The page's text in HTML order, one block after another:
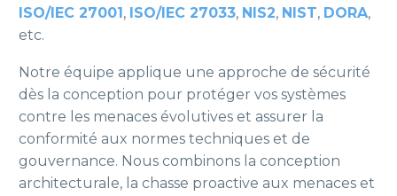
ISO/IEC 27001, ISO/IEC 27033, NIS2, NIST, DORA,
etc.
Notre équipe applique une approche de sécurité
dès la conception pour protéger vos systèmes
contre les menaces évolutives et assurer la
conformité aux normes techniques et de
gouvernance. Nous combinons la conception
architecturale, la chasse proactive aux menaces et